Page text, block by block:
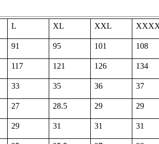
L XL XXL
91 95 101 108
117 121 126 134
33 35 36 37
27 28.5 29 29
29 31 31 31